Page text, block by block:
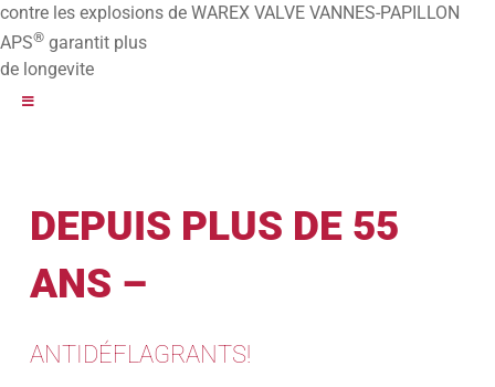
contre les explosions de WAREX VALVE VANNES-PAPILLON
APS® garantit plus
de longevite
DEPUIS PLUS DE 55
ANS –
ANTIDÉFLAGRANTS!